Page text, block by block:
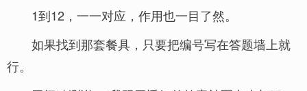
1到12，一一对应，作用也一目了然。
如果找到那套餐具，只要把编号写在答题墙上就
行。